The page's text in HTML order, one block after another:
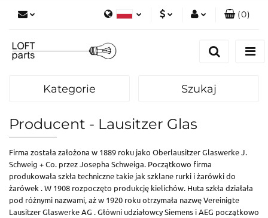
Polski
(0)
Kategorie Szukaj
Producent - Lausitzer Glas
Firma została założona w 1889 roku jako Oberlausitzer Glaswerke J.
Schweig + Co. przez Josepha Schweiga. Początkowo firma
produkowała szkła techniczne takie jak szklane rurki i żarówki do
żarówek . W 1908 rozpoczęto produkcję kielichów. Huta szkła działała
pod różnymi nazwami, aż w 1920 roku otrzymała nazwę Vereinigte
Lausitzer Glaswerke AG . Główni udziałowcy Siemens i AEG początkowo